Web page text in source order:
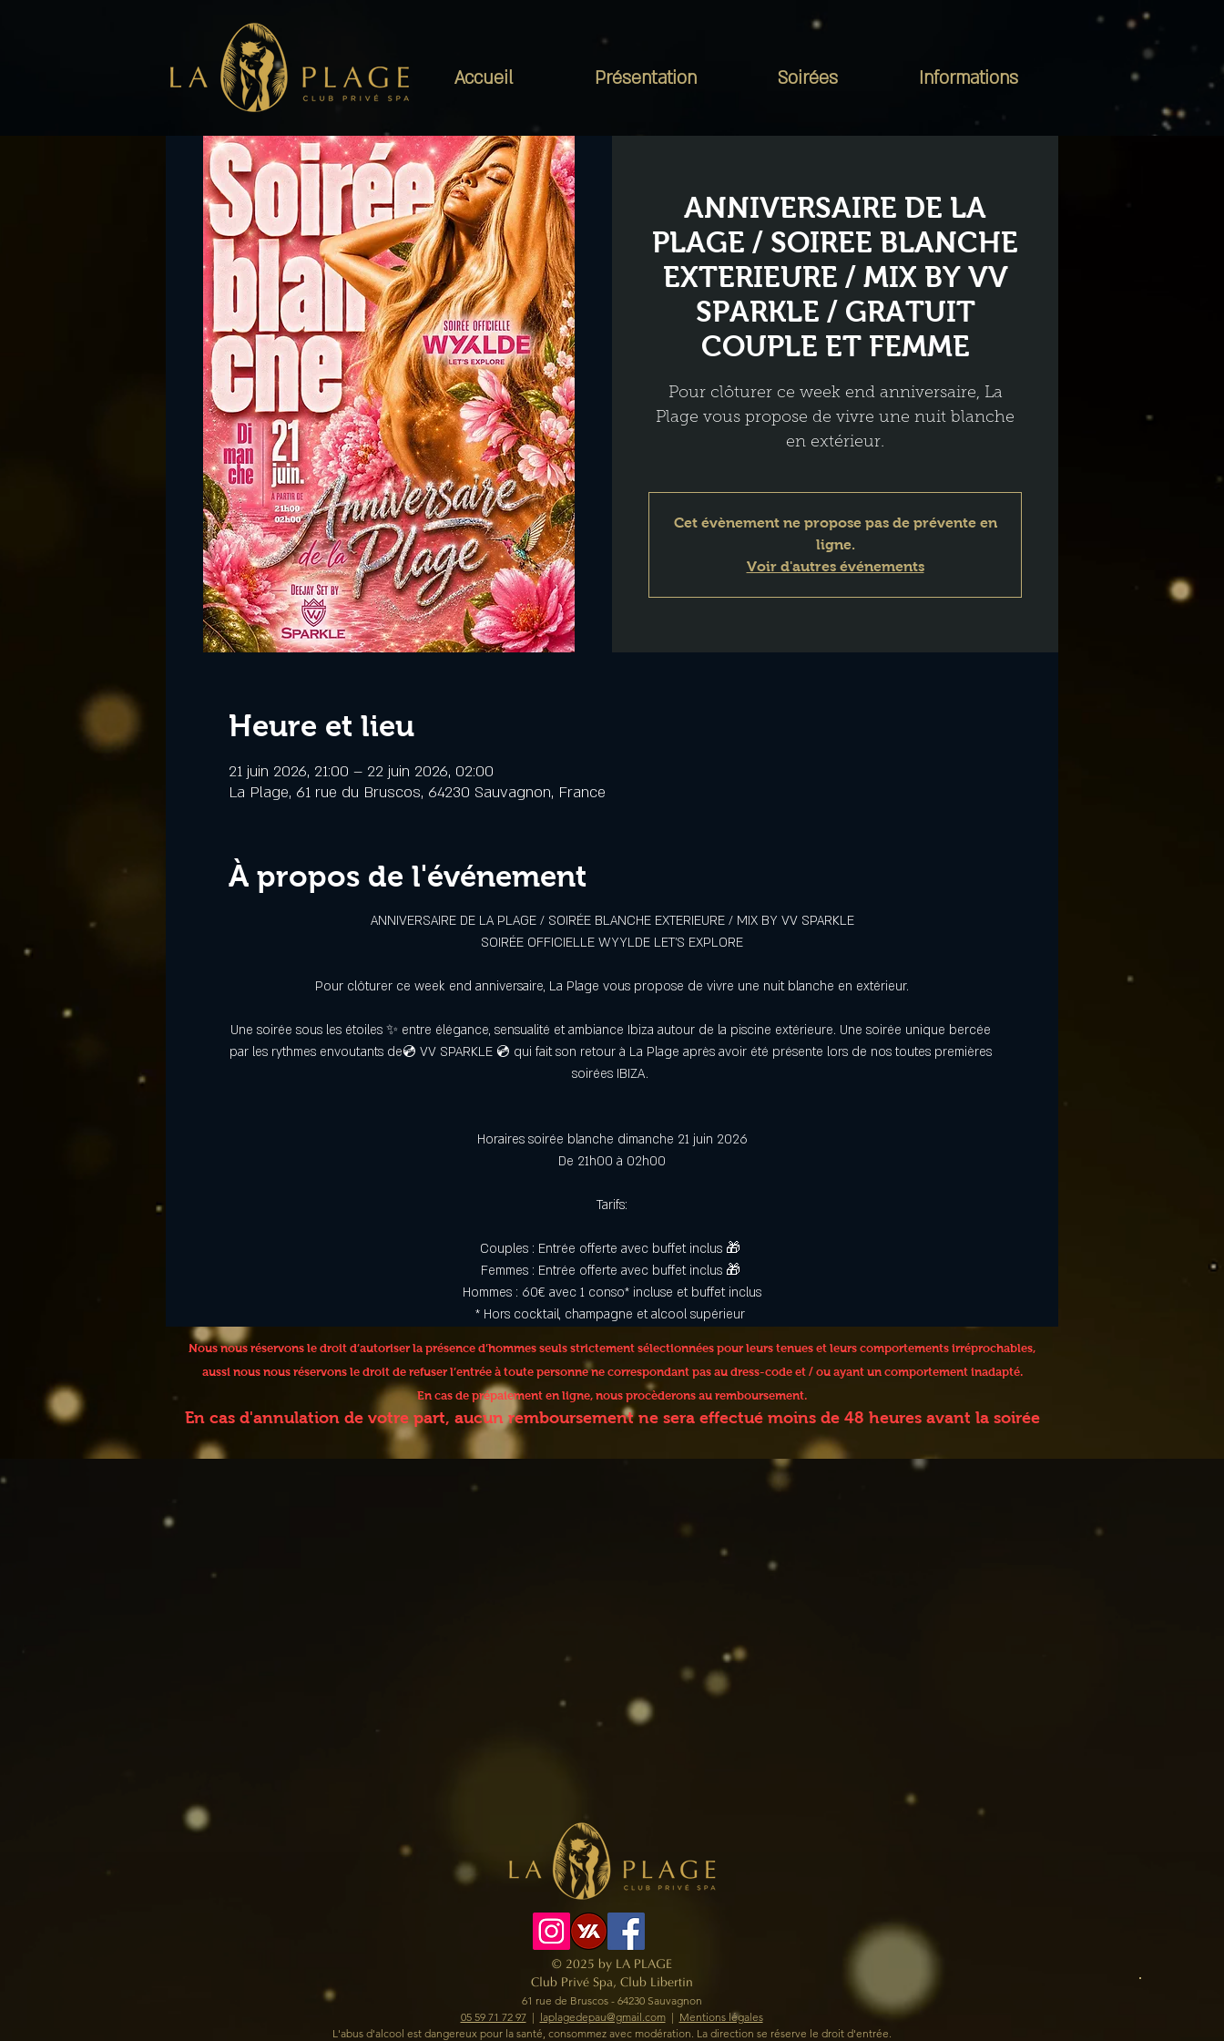
Accueil Présentation Soirées Informations
ANNIVERSAIRE DE LA
PLAGE / SOIREE BLANCHE
EXTERIEURE / MIX BY VV
SPARKLE / GRATUIT
COUPLE ET FEMME
Pour clôturer ce week end anniversaire, La
Plage vous propose de vivre une nuit blanche
en extérieur.
Cet évènement ne propose pas de prévente en
ligne.
Voir d'autres événements
Heure et lieu
21 juin 2026, 21:00 – 22 juin 2026, 02:00
La Plage, 61 rue du Bruscos, 64230 Sauvagnon, France
À propos de l'événement
ANNIVERSAIRE DE LA PLAGE / SOIRÉE BLANCHE EXTERIEURE / MIX BY VV SPARKLE
SOIRÉE OFFICIELLE WYYLDE LET’S EXPLORE
Pour clôturer ce week end anniversaire, La Plage vous propose de vivre une nuit blanche en extérieur.
Une soirée sous les étoiles ✨ entre élégance, sensualité et ambiance Ibiza autour de la piscine extérieure. Une soirée unique bercée
par les rythmes envoutants de💿 VV SPARKLE 💿 qui fait son retour à La Plage après avoir été présente lors de nos toutes premières
soirées IBIZA.
Horaires soirée blanche dimanche 21 juin 2026
De 21h00 à 02h00
Tarifs:
Couples : Entrée offerte avec buffet inclus 🎁
Femmes : Entrée offerte avec buffet inclus 🎁
Hommes : 60€ avec 1 conso* incluse et buffet inclus
* Hors cocktail, champagne et alcool supérieur
Nous nous réservons le droit d’autoriser la présence d’hommes seuls strictement sélectionnées pour leurs tenues et leurs comportements irréprochables,
aussi nous nous réservons le droit de refuser l’entrée à toute personne ne correspondant pas au dress-code et / ou ayant un comportement inadapté.
En cas de prépaiement en ligne, nous procèderons au remboursement.
En cas d'annulation de votre part, aucun remboursement ne sera effectué moins de 48 heures avant la soirée
© 2025 by LA PLAGE
Club Privé Spa, Club Libertin
61 rue de Bruscos - 64230 Sauvagnon
05 59 71 72 97​ | laplagedepau@gmail.com| Mentions légales
L'abus d'alcool est dangereux pour la santé, consommez avec modération. La direction se réserve le droit d'entrée.